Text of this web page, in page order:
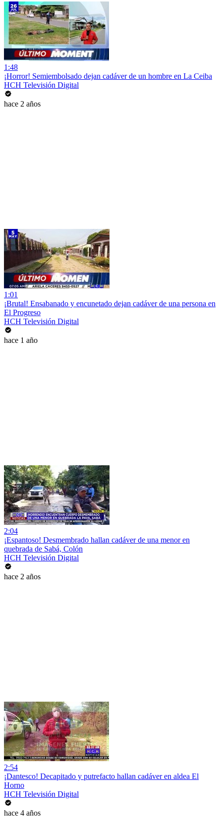
1:48
¡Horror! Semiembolsado dejan cadáver de un hombre en La Ceiba
HCH Televisión Digital
hace 2 años
1:01
¡Brutal! Ensabanado y encunetado dejan cadáver de una persona en
El Progreso
HCH Televisión Digital
hace 1 año
2:04
¡Espantoso! Desmembrado hallan cadáver de una menor en
quebrada de Sabá, Colón
HCH Televisión Digital
hace 2 años
2:54
¡Dantesco! Decapitado y putrefacto hallan cadáver en aldea El
Horno
HCH Televisión Digital
hace 4 años